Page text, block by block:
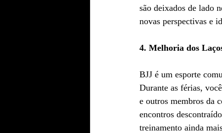
são deixados de lado
novas perspectivas e
4. Melhoria dos
BJJ é um esporte
Durante as férias,
e outros membros da
encontros
treinamento ainda